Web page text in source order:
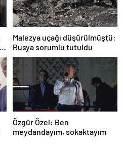
Malezya uçağı düşürülmüştü:
Rusya sorumlu tutuldu
Özgür Özel: Ben
meydandayım, sokaktayım